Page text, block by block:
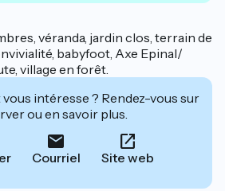
véranda, jardin clos, terrain de
babyfoot, Axe Epinal/
village en forêt.
vous intéresse ? Rendez-vous sur
ou en savoir plus.
Courriel Site web